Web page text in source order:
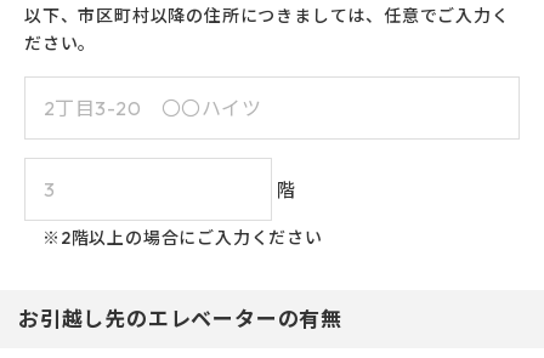
以下、市区町村以降の住所につきましては、任意でご入力く
ださい。
階
※2階以上の場合にご入力ください
お引越し先のエレベーターの有無